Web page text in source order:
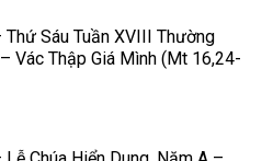
Sáu Tuần XVIII Thường
Vác Thập Giá Mình (Mt 16,24-